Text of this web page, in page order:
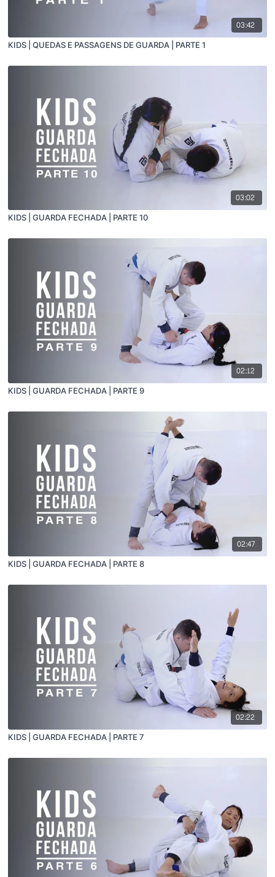
03:42
KIDS | QUEDAS E PASSAGENS DE GUARDA | PARTE 1
03:02
KIDS | GUARDA FECHADA | PARTE 10
02:12
KIDS | GUARDA FECHADA | PARTE 9
02:47
KIDS | GUARDA FECHADA | PARTE 8
02:22
KIDS | GUARDA FECHADA | PARTE 7